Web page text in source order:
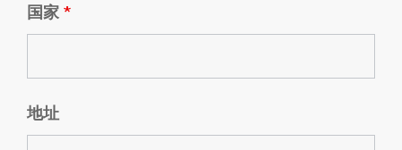
国家 *
地址